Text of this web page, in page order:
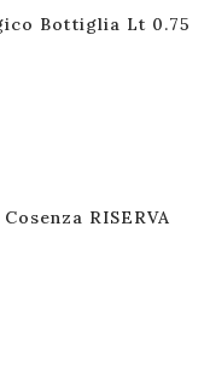
Bottiglia Lt 0.75
RISERVA